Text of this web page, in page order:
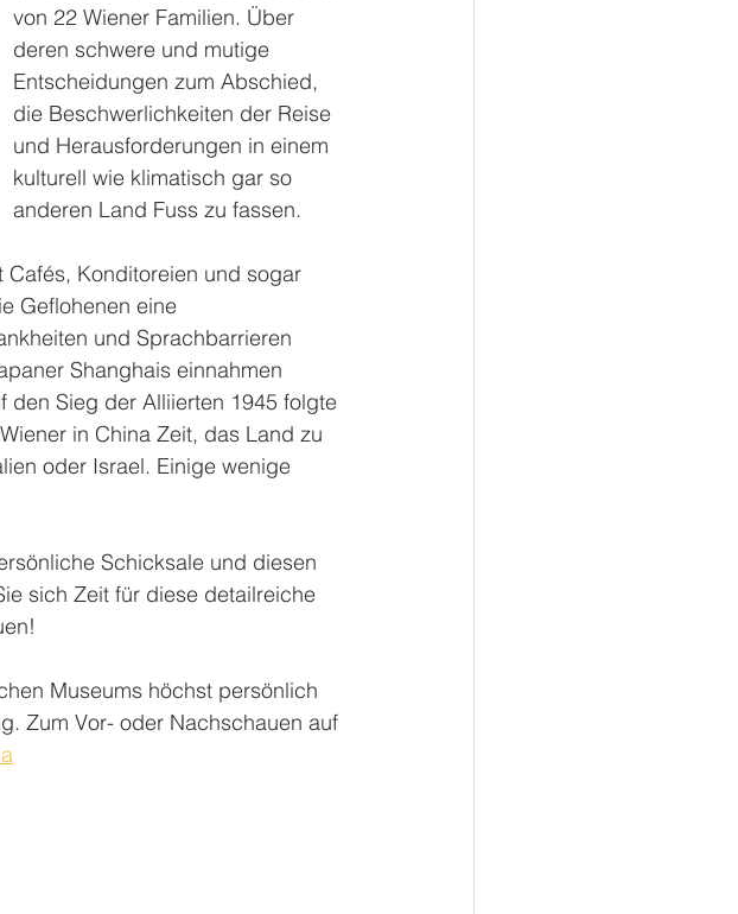
von 22 Wiener Familien. Über
deren schwere und mutige
Entscheidungen zum Abschied,
die Beschwerlichkeiten der Reise
und Herausforderungen in einem
kulturell wie klimatisch gar so
anderen Land Fuss zu fassen.
Cafés, Konditoreien und sogar
Geflohenen eine
und Sprachbarrieren
Shanghais einnahmen
Sieg der Alliierten 1945 folgte
in China Zeit, das Land zu
oder Israel. Einige wenige
Schicksale und diesen
sich Zeit für diese detailreiche
Museums höchst persönlich
Zum Vor- oder Nachschauen auf